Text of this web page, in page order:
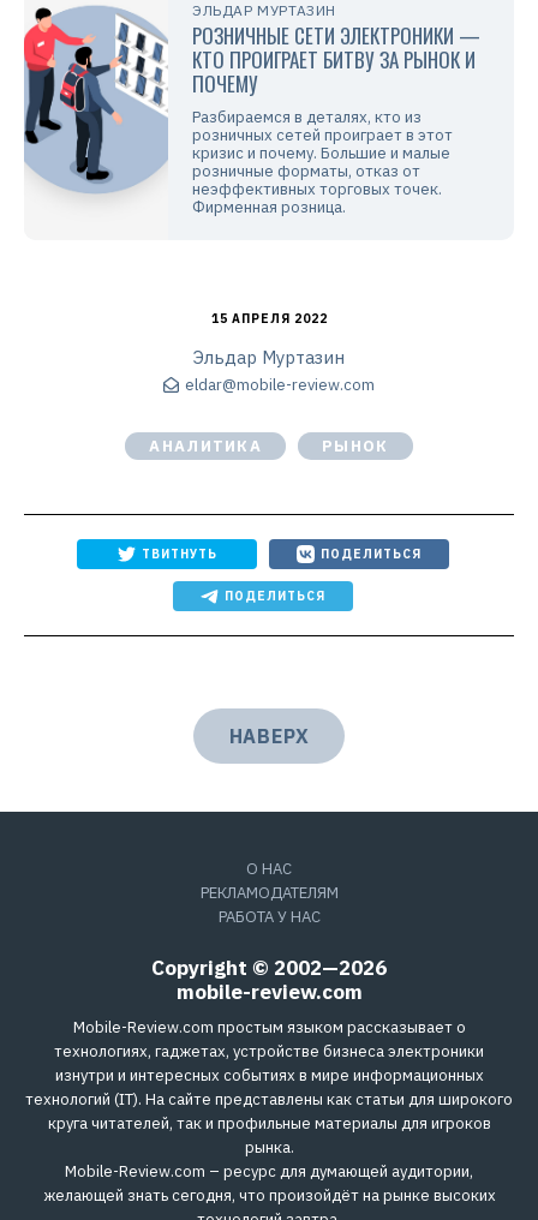
ЭЛЬДАР МУРТАЗИН
РОЗНИЧНЫЕ СЕТИ ЭЛЕКТРОНИКИ —
КТО ПРОИГРАЕТ БИТВУ ЗА РЫНОК И
ПОЧЕМУ
Разбираемся в деталях, кто из
розничных сетей проиграет в этот
кризис и почему. Большие и малые
розничные форматы, отказ от
неэффективных торговых точек.
Фирменная розница.
15 АПРЕЛЯ 2022
Эльдар Муртазин
eldar@mobile-review.com
АНАЛИТИКА РЫНОК
ТВИТНУТЬ ПОДЕЛИТЬСЯ
ПОДЕЛИТЬСЯ
НАВЕРХ
О НАС
РЕКЛАМОДАТЕЛЯМ
РАБОТА У НАС
Copyright © 2002—2026
mobile-review.com
Mobile-Review.com простым языком рассказывает о
технологиях, гаджетах, устройстве бизнеса электроники
изнутри и интересных событиях в мире информационных
технологий (IT). На сайте представлены как статьи для широкого
круга читателей, так и профильные материалы для игроков
рынка.
Mobile-Review.com – ресурс для думающей аудитории,
желающей знать сегодня, что произойдёт на рынке высоких